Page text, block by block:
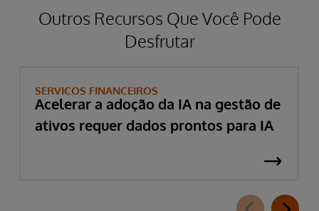
Outros Recursos Que Você Pode
Desfrutar
SERVIÇOS FINANCEIROS
Acelerar a adoção da IA na gestão de
ativos requer dados prontos para IA